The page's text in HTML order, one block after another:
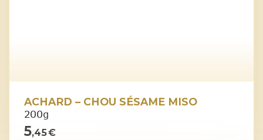
ACHARD – CHOU SÉSAME MISO
200g
5,45 €